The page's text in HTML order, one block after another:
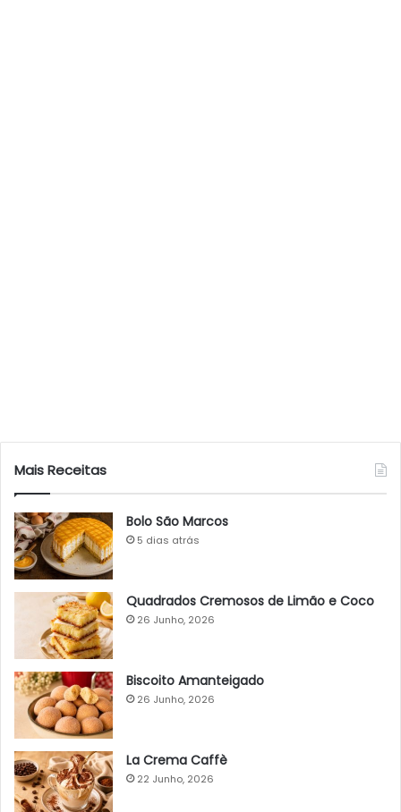
Mais Receitas
Bolo São Marcos
5 dias atrás
Quadrados Cremosos de Limão e Coco
26 Junho, 2026
Biscoito Amanteigado
26 Junho, 2026
La Crema Caffè
22 Junho, 2026